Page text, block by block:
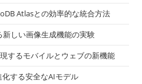
Atlasとの効率的な統合方法
しい画像生成機能の実験
するモバイルとウェブの新機能
する安全なAIモデル